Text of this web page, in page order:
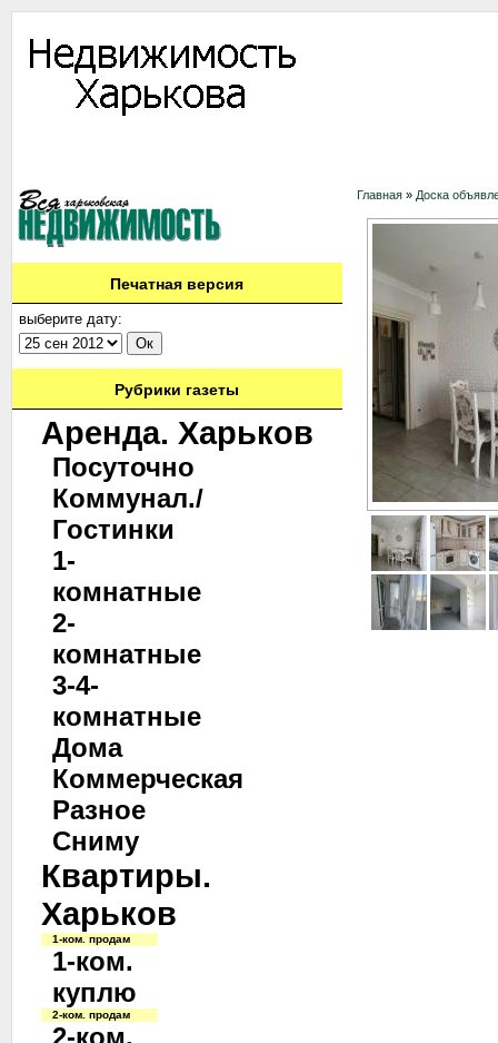
Печатная версия
выберите дату:
Рубрики газеты
Аренда. Харьков
Посуточно
Коммунал./
Гостинки
1-
комнатные
2-
комнатные
3-4-
комнатные
Дома
Коммерческая
Разное
Сниму
Квартиры.
Харьков
1-ком. продам
1-ком.
куплю
2-ком. продам
2-ком.
Главная » Доска